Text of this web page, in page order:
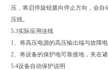
压，将启停旋钮拨向停止方向，会
压线。
5.3实际应用连线
1、将高压电源的高压输出端与故障
2、将设备的保护地可靠接地，夹在
5.4设备自动保护说明